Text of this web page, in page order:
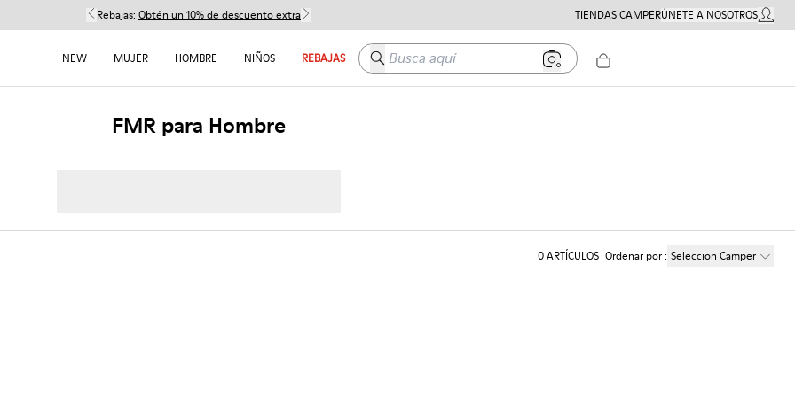
Rebajas: Obtén un 10% de descuento extra TIENDAS CAMPERÚNETE A NOSOTROSMI
NEW MUJER HOMBRE NIÑOS REBAJAS Busca aquí
FMR para Hombre
0ARTÍCULOS Ordenar por: Seleccion Camper